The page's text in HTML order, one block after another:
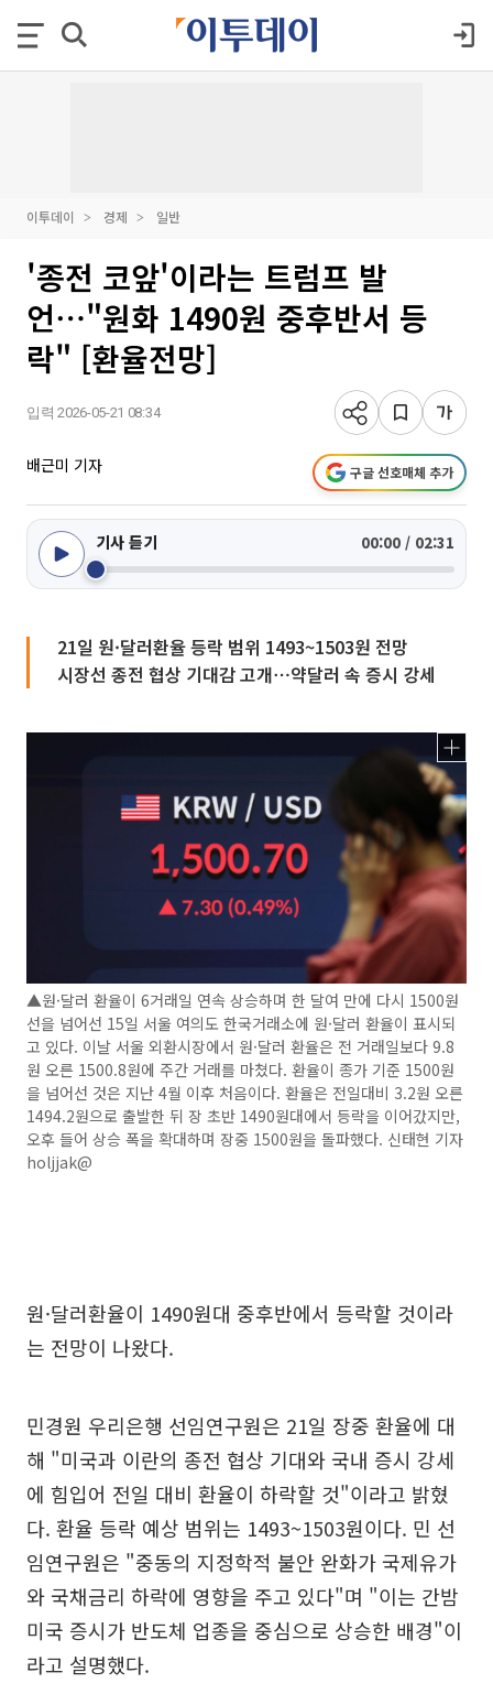
이투데이 경제 일반
'종전 코앞'이라는 트럼프 발
언⋯"원화 1490원 중후반서 등
락" [환율전망]
입력 2026-05-21 08:34
배근미 기자 구글 선호매체 추가
기사 듣기 00:00 / 02:31
21일 원·달러환율 등락 범위 1493~1503원 전망
시장선 종전 협상 기대감 고개⋯약달러 속 증시 강세
▲원·달러 환율이 6거래일 연속 상승하며 한 달여 만에 다시 1500원
선을 넘어선 15일 서울 여의도 한국거래소에 원·달러 환율이 표시되
고 있다. 이날 서울 외환시장에서 원·달러 환율은 전 거래일보다 9.8
원 오른 1500.8원에 주간 거래를 마쳤다. 환율이 종가 기준 1500원
을 넘어선 것은 지난 4월 이후 처음이다. 환율은 전일대비 3.2원 오른
1494.2원으로 출발한 뒤 장 초반 1490원대에서 등락을 이어갔지만,
오후 들어 상승 폭을 확대하며 장중 1500원을 돌파했다. 신태현 기자
holjjak@
원·달러환율이 1490원대 중후반에서 등락할 것이라
는 전망이 나왔다.
민경원 우리은행 선임연구원은 21일 장중 환율에 대
해 "미국과 이란의 종전 협상 기대와 국내 증시 강세
에 힘입어 전일 대비 환율이 하락할 것"이라고 밝혔
다. 환율 등락 예상 범위는 1493~1503원이다. 민 선
임연구원은 "중동의 지정학적 불안 완화가 국제유가
와 국채금리 하락에 영향을 주고 있다"며 "이는 간밤
미국 증시가 반도체 업종을 중심으로 상승한 배경"이
라고 설명했다.